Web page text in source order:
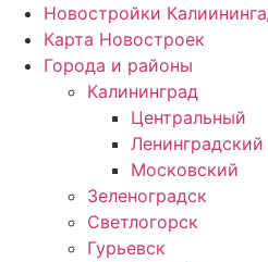
Новостройки
Карта Новостроек
Города и районы
Калининград
Центральный
Московский
Зеленоградск
Светлогорск
Гурьевск